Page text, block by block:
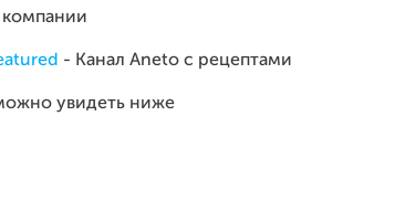
- Канал Aneto c рецептами
увидеть ниже